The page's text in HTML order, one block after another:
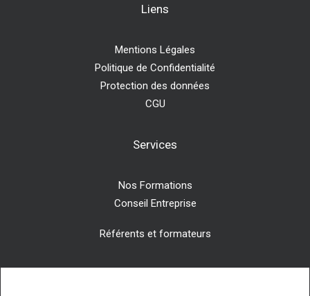
Liens
Mentions Légales
Politique de Confidentialité
Protection des données
CGU
Services
Nos Formations
Conseil Entreprise
Référents et formateurs